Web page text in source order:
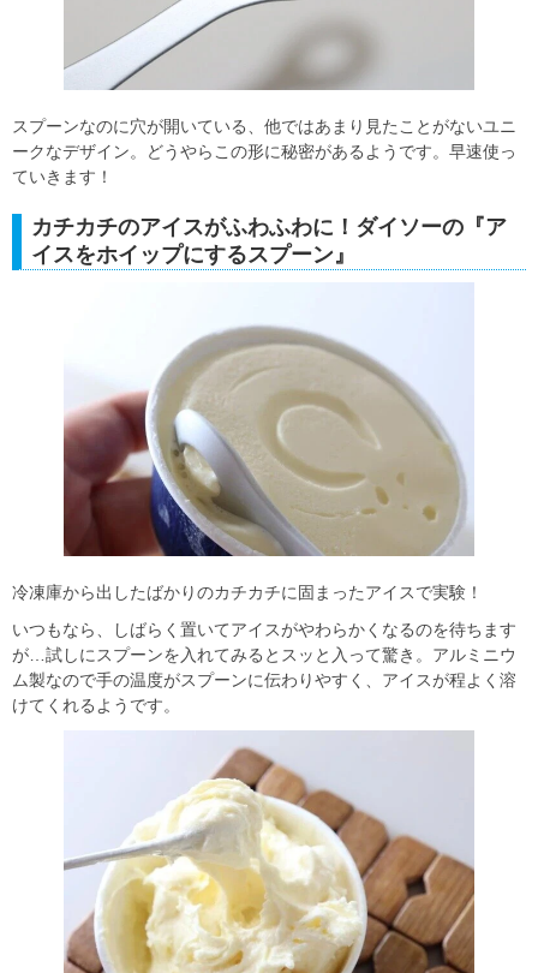
スプーンなのに穴が開いている、他ではあまり見たことがないユニ
ークなデザイン。どうやらこの形に秘密があるようです。早速使っ
ていきます！
カチカチのアイスがふわふわに！ダイソーの『ア
イスをホイップにするスプーン』
冷凍庫から出したばかりのカチカチに固まったアイスで実験！
いつもなら、しばらく置いてアイスがやわらかくなるのを待ちます
が…試しにスプーンを入れてみるとスッと入って驚き。アルミニウ
ム製なので手の温度がスプーンに伝わりやすく、アイスが程よく溶
けてくれるようです。